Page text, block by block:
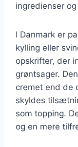
ingredienser
I Danmark er
kylling eller
opskrifter, der
grøntsager.
cremet end de
skyldes
som topping.
og en mere